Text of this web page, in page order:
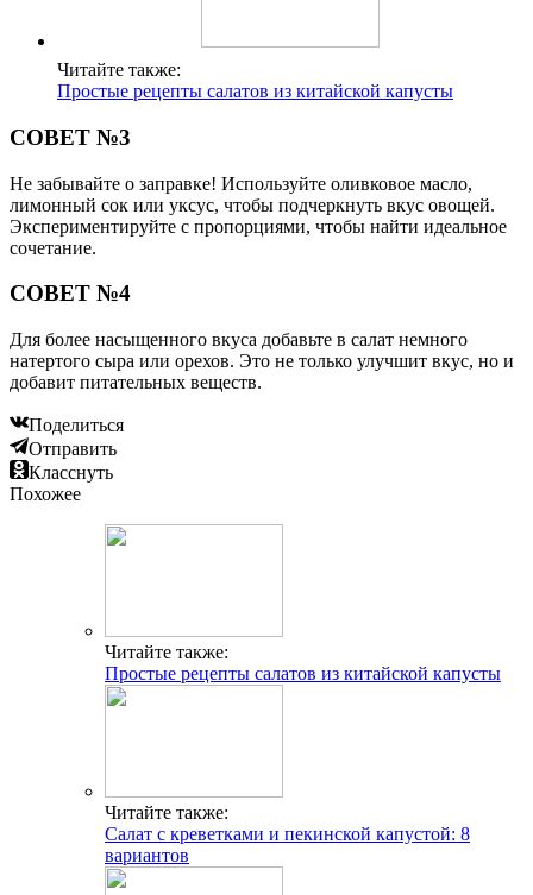
Читайте также:
Простые рецепты салатов из китайской капусты
СОВЕТ №3
Не забывайте о заправке! Используйте оливковое масло,
лимонный сок или уксус, чтобы подчеркнуть вкус овощей.
Экспериментируйте с пропорциями, чтобы найти идеальное
сочетание.
СОВЕТ №4
Для более насыщенного вкуса добавьте в салат немного
натертого сыра или орехов. Это не только улучшит вкус, но и
добавит питательных веществ.
Поделиться
Отправить
Класснуть
Похожее
Читайте также:
Простые рецепты салатов из китайской капусты
Читайте также:
Салат с креветками и пекинской капустой: 8
вариантов